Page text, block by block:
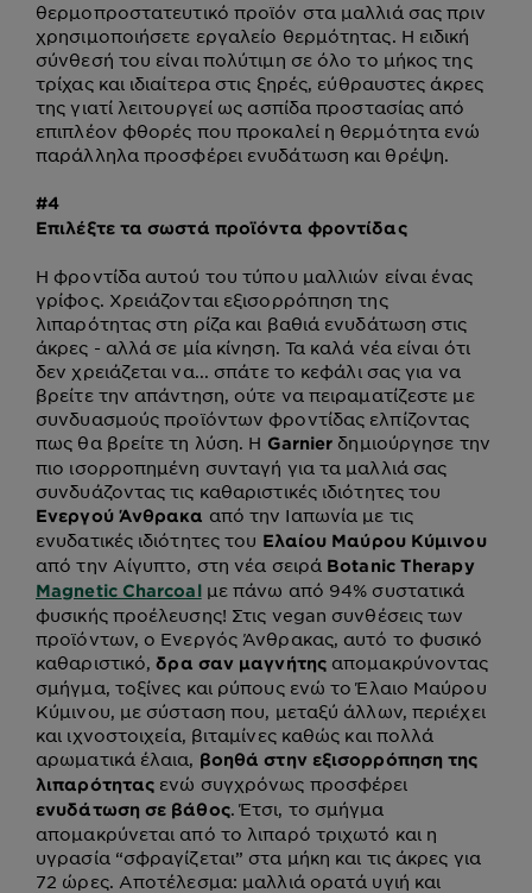
θερμοπροστατευτικό προϊόν στα μαλλιά σας πριν
χρησιμοποιήσετε εργαλείο θερμότητας. Η ειδική
σύνθεσή του είναι πολύτιμη σε όλο το μήκος της
τρίχας και ιδιαίτερα στις ξηρές, εύθραυστες άκρες
της γιατί λειτουργεί ως ασπίδα προστασίας από
επιπλέον φθορές που προκαλεί η θερμότητα ενώ
παράλληλα προσφέρει ενυδάτωση και θρέψη.
#4
Επιλέξτε τα σωστά προϊόντα φροντίδας
Η φροντίδα αυτού του τύπου μαλλιών είναι ένας
γρίφος. Χρειάζονται εξισορρόπηση της
λιπαρότητας στη ρίζα και βαθιά ενυδάτωση στις
άκρες - αλλά σε μία κίνηση. Τα καλά νέα είναι ότι
δεν χρειάζεται να... σπάτε το κεφάλι σας για να
βρείτε την απάντηση, ούτε να πειραματίζεστε με
συνδυασμούς προϊόντων φροντίδας ελπίζοντας
πως θα βρείτε τη λύση. H Garnier δημιούργησε την
πιο ισορροπημένη συνταγή για τα μαλλιά σας
συνδυάζοντας τις καθαριστικές ιδιότητες του
Ενεργού Άνθρακα από την Ιαπωνία με τις
ενυδατικές ιδιότητες του Ελαίου Μαύρου Κύμινου
από την Αίγυπτο, στη νέα σειρά Botanic Therapy
Magnetic Charcoalμε πάνω από 94% συστατικά
φυσικής προέλευσης! Στις vegan συνθέσεις των
προϊόντων, ο Ενεργός Άνθρακας, αυτό το φυσικό
καθαριστικό,δρα σαν μαγνήτηςαπομακρύνοντας
σμήγμα, τοξίνες και ρύπους ενώ το Έλαιο Μαύρου
Κύμινου, με σύσταση που, μεταξύ άλλων, περιέχει
και ιχνοστοιχεία, βιταμίνες καθώς και πολλά
αρωματικά έλαια, βοηθά στην εξισορρόπηση της
λιπαρότητας ενώ συγχρόνως προσφέρει
ενυδάτωση σε βάθος. Έτσι, το σμήγμα
απομακρύνεται από το λιπαρό τριχωτό και η
υγρασία “σφραγίζεται” στα μήκη και τις άκρες για
72 ώρες. Αποτέλεσμα: μαλλιά ορατά υγιή και